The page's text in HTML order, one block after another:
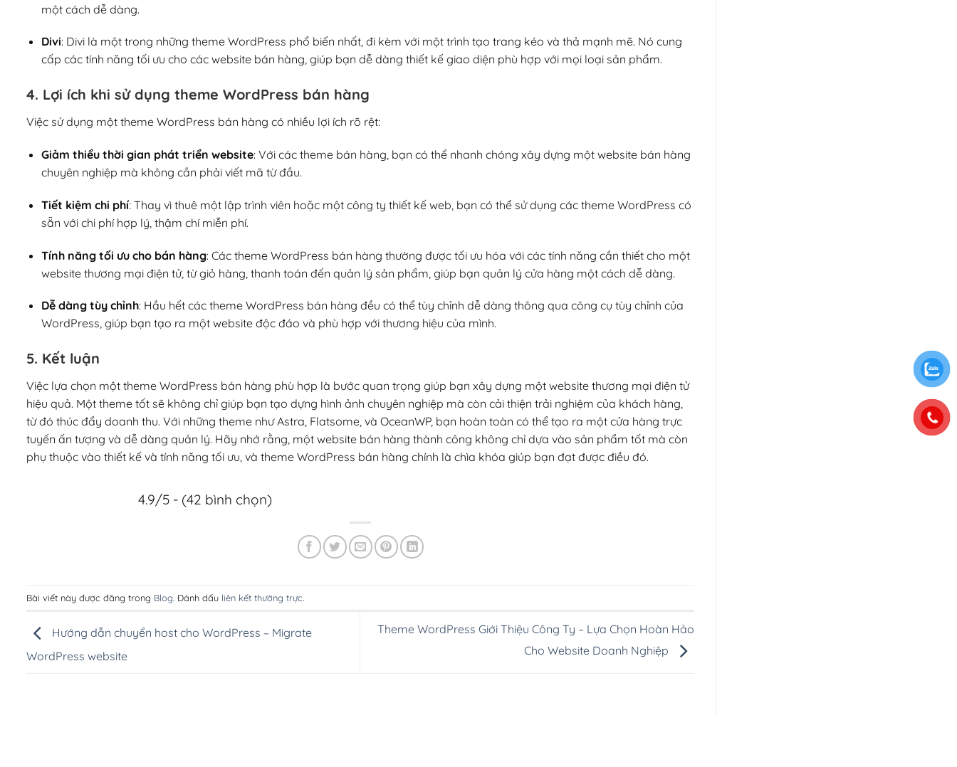
một cách dễ dàng.
Divi: Divi là một trong những theme WordPress phổ biến nhất, đi kèm với một trình tạo trang kéo và thả mạnh mẽ. Nó cung
cấp các tính năng tối ưu cho các website bán hàng, giúp bạn dễ dàng thiết kế giao diện phù hợp với mọi loại sản phẩm.
4. Lợi ích khi sử dụng theme WordPress bán hàng
Việc sử dụng một theme WordPress bán hàng có nhiều lợi ích rõ rệt:
Giảm thiểu thời gian phát triển website: Với các theme bán hàng, bạn có thể nhanh chóng xây dựng một website bán hàng
chuyên nghiệp mà không cần phải viết mã từ đầu.
Tiết kiệm chi phí: Thay vì thuê một lập trình viên hoặc một công ty thiết kế web, bạn có thể sử dụng các theme WordPress có
sẵn với chi phí hợp lý, thậm chí miễn phí.
Tính năng tối ưu cho bán hàng: Các theme WordPress bán hàng thường được tối ưu hóa với các tính năng cần thiết cho một
website thương mại điện tử, từ giỏ hàng, thanh toán đến quản lý sản phẩm, giúp bạn quản lý cửa hàng một cách dễ dàng.
Dễ dàng tùy chỉnh: Hầu hết các theme WordPress bán hàng đều có thể tùy chỉnh dễ dàng thông qua công cụ tùy chỉnh của
WordPress, giúp bạn tạo ra một website độc đáo và phù hợp với thương hiệu của mình.
5. Kết luận
Việc lựa chọn một theme WordPress bán hàng phù hợp là bước quan trọng giúp bạn xây dựng một website thương mại điện tử
hiệu quả. Một theme tốt sẽ không chỉ giúp bạn tạo dựng hình ảnh chuyên nghiệp mà còn cải thiện trải nghiệm của khách hàng,
từ đó thúc đẩy doanh thu. Với những theme như Astra, Flatsome, và OceanWP, bạn hoàn toàn có thể tạo ra một cửa hàng trực
tuyến ấn tượng và dễ dàng quản lý. Hãy nhớ rằng, một website bán hàng thành công không chỉ dựa vào sản phẩm tốt mà còn
phụ thuộc vào thiết kế và tính năng tối ưu, và theme WordPress bán hàng chính là chìa khóa giúp bạn đạt được điều đó.
4.9/5 - (42 bình chọn)
Bài viết này được đăng trong Blog. Đánh dấu liên kết thường trực.
Hướng dẫn chuyển host cho WordPress – Migrate
WordPress website
Theme WordPress Giới Thiệu Công Ty – Lựa Chọn Hoàn Hảo
Cho Website Doanh Nghiệp